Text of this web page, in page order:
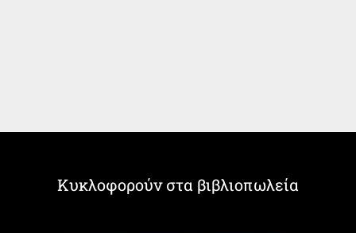
Κυκλοφορούν στα βιβλιοπωλεία